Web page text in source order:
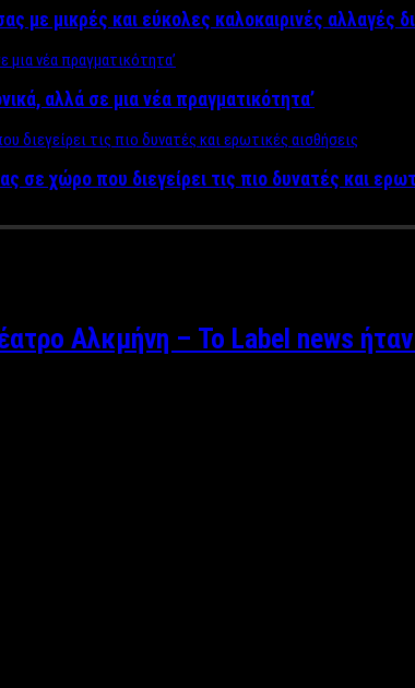
με μικρές και εύκολες καλοκαιρινές αλλαγές
αλλά σε μια νέα πραγματικότητα’
χώρο που διεγείρει τις πιο δυνατές και
Αλκμήνη – Το Label news